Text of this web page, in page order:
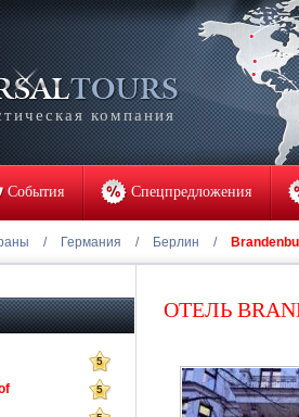
компания
События Спецпредложения
/ Германия / Берлин /
5
5
ОТЕЛЬ